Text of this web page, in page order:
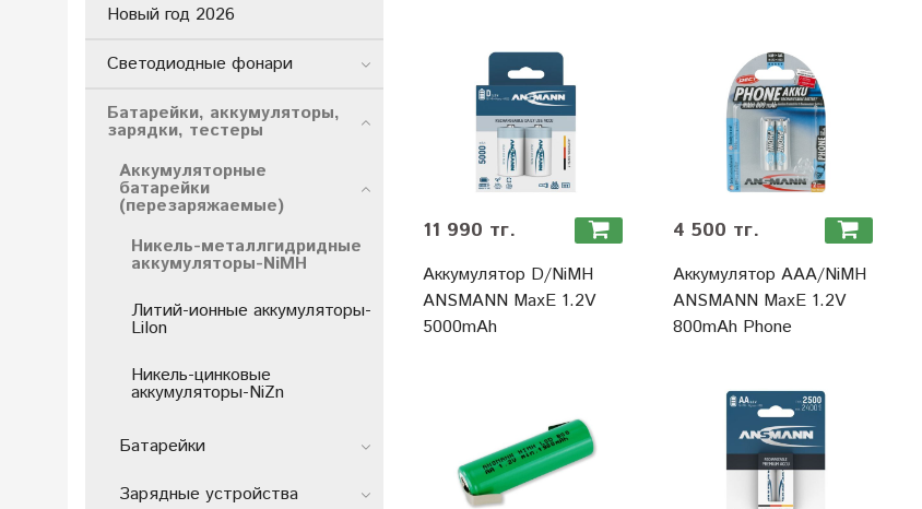
11 990 тг.
Аккумулятор D/NiMH
ANSMANN MaxE 1.2V
5000mAh
4 500 тг.
Аккумулятор ААА/NiMH
ANSMANN MaxE 1.2V
800mAh Phone
Новый год 2026
Светодиодные фонари
Батарейки, аккумуляторы,
зарядки, тестеры
Аккумуляторные
батарейки
(перезаряжаемые)
Никель-металлгидридные
аккумуляторы-NiMH
Литий-ионные аккумуляторы-
LiIon
Никель-цинковые
аккумуляторы-NiZn
Батарейки
Зарядные устройства